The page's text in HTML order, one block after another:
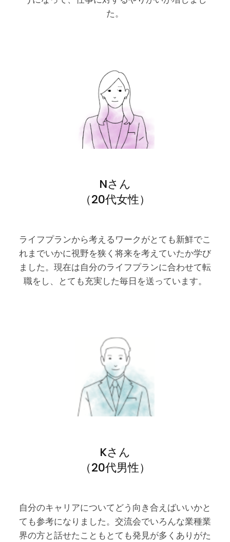
た。
Nさん
（20代女性）
ライフプランから考えるワークがとても新鮮でこ
れまでいかに視野を狭く将来を考えていたか学び
ました。現在は自分のライフプランに合わせて転
職をし、とても充実した毎日を送っています。
Kさん
（20代男性）
自分のキャリアについてどう向き合えばいいかと
ても参考になりました。交流会でいろんな業種業
界の方と話せたこともとても発見が多くありがた